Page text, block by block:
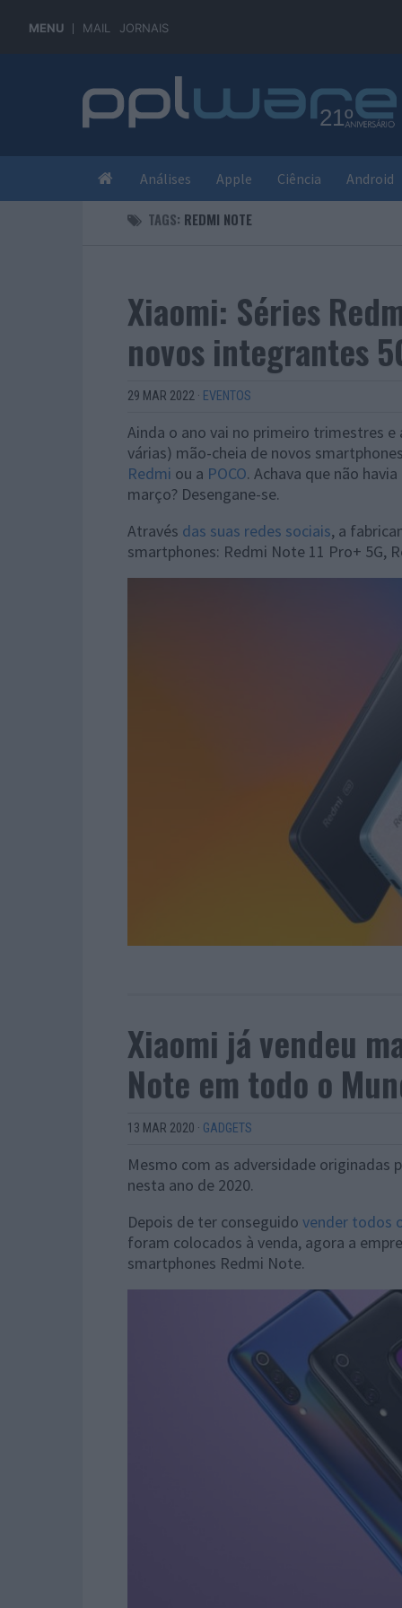
MENU MAIL JORNAIS
Análises Apple Ciência Android
TAGS: REDMI NOTE
Xiaomi: Séries
novos integrantes
29 MAR 2022 · EVENTOS
Ainda o ano vai no primeiro trimestres
várias) mão-cheia de novos
Redmi ou a POCO. Achava que não
março? Desengane-se.
Através das suas redes sociais, a
smartphones: Redmi Note 11 Pro+ 5G,
Xiaomi já vendeu
Note em todo o
13 MAR 2020 · GADGETS
Mesmo com as adversidade originadas
nesta ano de 2020.
Depois de ter conseguido vender todos
foram colocados à venda, agora a
smartphones Redmi Note.